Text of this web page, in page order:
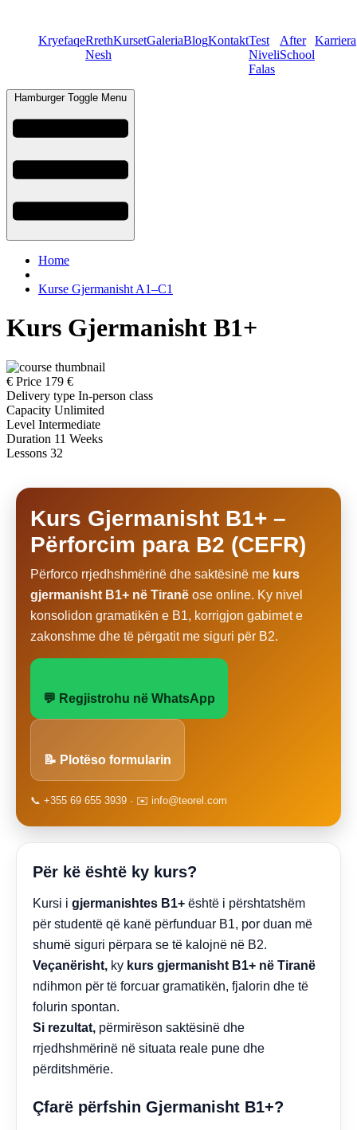
KryefaqeRreth
Nesh
KursetGaleriaBlogKontaktTest
Niveli
Falas
After
School
Karriera
Hamburger Toggle Menu
Home
Kurse Gjermanisht A1–C1
Kurs Gjermanisht B1+
€ Price 179 €
Delivery type In-person class
Capacity Unlimited
Level Intermediate
Duration 11 Weeks
Lessons 32
Kurs Gjermanisht B1+ –
Përforcim para B2 (CEFR)
Përforco rrjedhshmërinë dhe saktësinë me kurs
gjermanisht B1+ në Tiranë ose online. Ky nivel
konsolidon gramatikën e B1, korrigjon gabimet e
zakonshme dhe të përgatit me siguri për B2.
💬 Regjistrohu në WhatsApp
📝 Plotëso formularin
📞 +355 69 655 3939 · ✉️ info@teorel.com
Për kë është ky kurs?
Kursi i gjermanishtes B1+ është i përshtatshëm
për studentë që kanë përfunduar B1, por duan më
shumë siguri përpara se të kalojnë në B2.
Veçanërisht, ky kurs gjermanisht B1+ në Tiranë
ndihmon për të forcuar gramatikën, fjalorin dhe të
folurin spontan.
Si rezultat, përmirëson saktësinë dhe
rrjedhshmërinë në situata reale pune dhe
përditshmërie.
Çfarë përfshin Gjermanisht B1+?